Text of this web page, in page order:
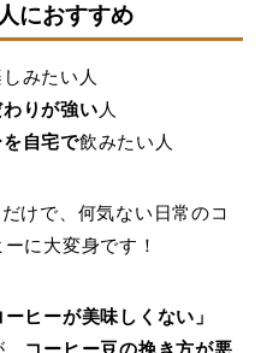
におすすめ
みたい人
りが強い 人
自宅で飲みたい人
けで、何気ない日常のコ
に大変身です！
ヒーが美味しくない」
コーヒー豆の挽き方が悪